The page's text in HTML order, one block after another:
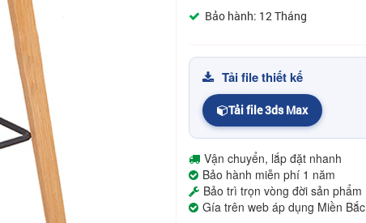
Bảo hành: 12 Tháng
Tải file thiết kế
Tải file 3ds Max
Vận chuyển, lắp đặt nhanh
Bảo hành miễn phí 1 năm
Bảo trì trọn vòng đời sản phẩm
Gía trên web áp dụng Miền Bắc